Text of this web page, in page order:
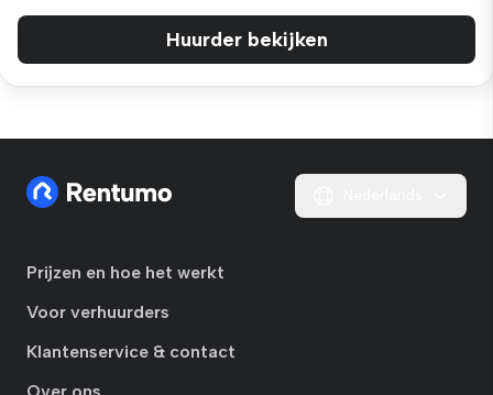
Huurder bekijken
Prijzen en hoe het werkt
Voor verhuurders
Klantenservice & contact